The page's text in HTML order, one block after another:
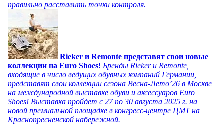
правильно расставить точки контроля.
Rieker и Remonte представят свои новые
коллекции на Euro Shoes! Бренды Rieker и Remonte,
входящие в число ведущих обувных компаний Германии,
представят свои коллекции сезона Весна-Лето’26 в Москве
на международной выставке обуви и аксессуаров Euro
Shoes! Выставка пройдет c 27 по 30 августа 2025 г. на
новой премиальной площадке в конгресс-центре ЦМТ на
Краснопресненской набережной.